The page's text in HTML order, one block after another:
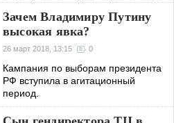
тему показал, что за 10 последних
лет отношение к «понаехавшим» у
нас заметно
Зачем Владимиру Путину
высокая явка?
26 март 2018, 13:15 0
Кампания по выборам президента
РФ вступила в агитационный
период.